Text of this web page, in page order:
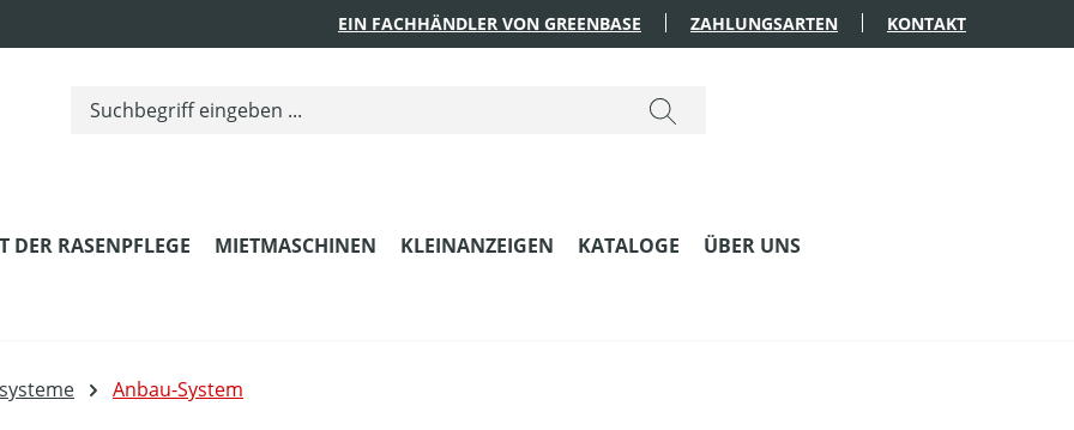
EIN FACHHÄNDLER VON GREENBASE ZAHLUNGSARTEN KONTAKT
DER RASENPFLEGE MIETMASCHINEN KLEINANZEIGEN KATALOGE ÜBER UNS
Anbau-System